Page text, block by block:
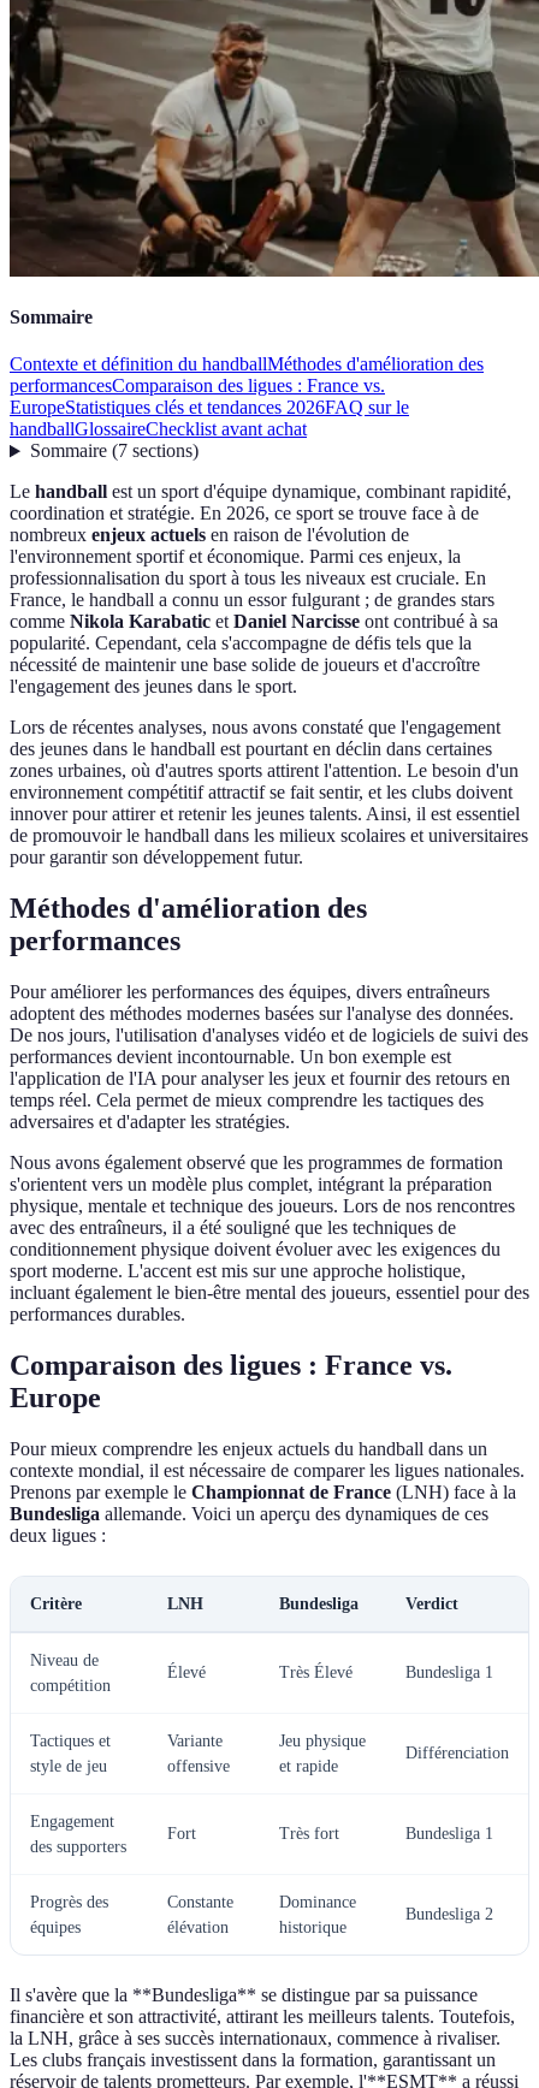
Sommaire
Contexte et définition du handballMéthodes d'amélioration des
performancesComparaison des ligues : France vs.
EuropeStatistiques clés et tendances 2026FAQ sur le
handballGlossaireChecklist avant achat
Sommaire(7 sections)
Le handball est un sport d'équipe dynamique, combinant rapidité,
coordination et stratégie. En 2026, ce sport se trouve face à de
nombreux enjeux actuels en raison de l'évolution de
l'environnement sportif et économique. Parmi ces enjeux, la
professionnalisation du sport à tous les niveaux est cruciale. En
France, le handball a connu un essor fulgurant ; de grandes stars
comme Nikola Karabatic etDaniel Narcisse ont contribué à sa
popularité. Cependant, cela s'accompagne de défis tels que la
nécessité de maintenir une base solide de joueurs et d'accroître
l'engagement des jeunes dans le sport.
Lors de récentes analyses, nous avons constaté que l'engagement
des jeunes dans le handball est pourtant en déclin dans certaines
zones urbaines, où d'autres sports attirent l'attention. Le besoin d'un
environnement compétitif attractif se fait sentir, et les clubs doivent
innover pour attirer et retenir les jeunes talents. Ainsi, il est essentiel
de promouvoir le handball dans les milieux scolaires et universitaires
pour garantir son développement futur.
Méthodes d'amélioration des
performances
Pour améliorer les performances des équipes, divers entraîneurs
adoptent des méthodes modernes basées sur l'analyse des données.
De nos jours, l'utilisation d'analyses vidéo et de logiciels de suivi des
performances devient incontournable. Un bon exemple est
l'application de l'IA pour analyser les jeux et fournir des retours en
temps réel. Cela permet de mieux comprendre les tactiques des
adversaires et d'adapter les stratégies.
Nous avons également observé que les programmes de formation
s'orientent vers un modèle plus complet, intégrant la préparation
physique, mentale et technique des joueurs. Lors de nos rencontres
avec des entraîneurs, il a été souligné que les techniques de
conditionnement physique doivent évoluer avec les exigences du
sport moderne. L'accent est mis sur une approche holistique,
incluant également le bien-être mental des joueurs, essentiel pour des
performances durables.
Comparaison des ligues : France vs.
Europe
Pour mieux comprendre les enjeux actuels du handball dans un
contexte mondial, il est nécessaire de comparer les ligues nationales.
Prenons par exemple le Championnat de France (LNH) face à la
Bundesliga allemande. Voici un aperçu des dynamiques de ces
deux ligues :
Critère LNH Bundesliga Verdict
Niveau de
compétition
Élevé Très Élevé Bundesliga 1
Tactiques et
style de jeu
Variante
offensive
Jeu physique
et rapide
Différenciation
Engagement
des supporters
Fort Très fort Bundesliga 1
Progrès des
équipes
Constante
élévation
Dominance
historique
Bundesliga 2
Il s'avère que la **Bundesliga** se distingue par sa puissance
financière et son attractivité, attirant les meilleurs talents. Toutefois,
la LNH, grâce à ses succès internationaux, commence à rivaliser.
Les clubs français investissent dans la formation, garantissant un
réservoir de talents prometteurs. Par exemple, l'**ESMT** a réussi